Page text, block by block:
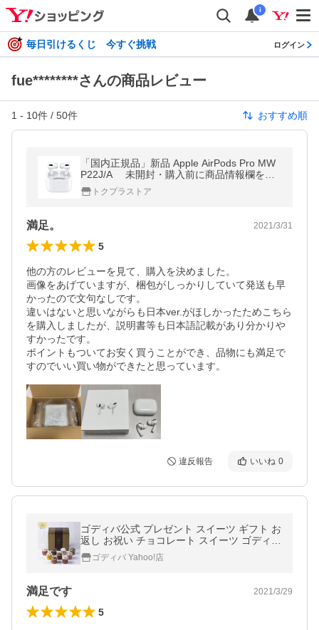
i
毎日引けるくじ 今すぐ挑戦 ログイン
fue********さんの商品レビュー
1 - 10件 / 50件 おすすめ順
「国内正規品」新品 Apple AirPods Pro MW
P22J/A 未開封・購入前に商品情報欄をご
覧ください。
トクプラストア
満足。 2021/3/31
5
他の方のレビューを見て、購入を決めました。
画像をあげていますが、梱包がしっかりしていて発送も早
かったので文句なしです。
違いはないと思いながらも日本ver.がほしかったためこちら
を購入しましたが、説明書等も日本語記載があり分かりや
すかったです。
ポイントもついてお安く買うことができ、品物にも満足で
すのでいい買い物ができたと思っています。
違反報告 いいね 0
ゴディバ公式 プレゼント スイーツ ギフト お
返し お祝い チョコレート スイーツ ゴディバ
（GODIVA） アイスギフトセット カップア
イス 9個入
ゴディバ Yahoo!店
満足です 2021/3/29
5